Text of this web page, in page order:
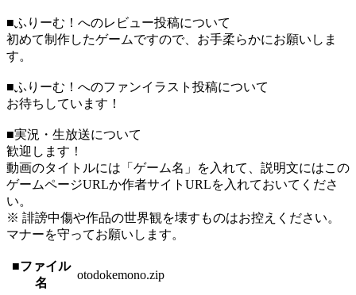
■ふりーむ！へのレビュー投稿について
初めて制作したゲームですので、お手柔らかにお願いしま
す。
■ふりーむ！へのファンイラスト投稿について
お待ちしています！
■実況・生放送について
歓迎します！
動画のタイトルには「ゲーム名」を入れて、説明文にはこの
ゲームページURLか作者サイトURLを入れておいてくださ
い。
※ 誹謗中傷や作品の世界観を壊すものはお控えください。
マナーを守ってお願いします。
■ファイル
名
otodokemono.zip